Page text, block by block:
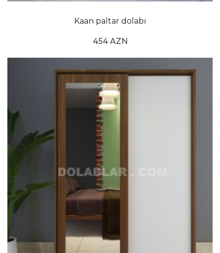
Kaan paltar dolabı
454 AZN